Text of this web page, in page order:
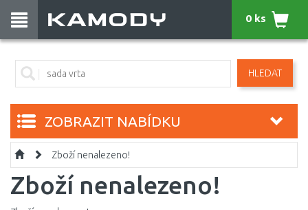
HLEDAT
0 ks
ZOBRAZIT NABÍDKU
Zboží nenalezeno!
Zboží nenalezeno!